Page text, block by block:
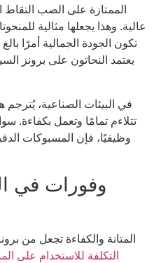
الممتازة على الصب التقاط
عالية. وهذا يجعلها مثالية
تكون الجودة الجمالية أمرًا
يعتمد النحاتون على برونز
في البيئات الصناعية،
تتلاءم تمامًا وتعمل بكفاءة.
وظيفيًا، فإن المسبوكات
وفورات في
المتانة والكفاءة تجعل من
التكلفة للاستخدام على